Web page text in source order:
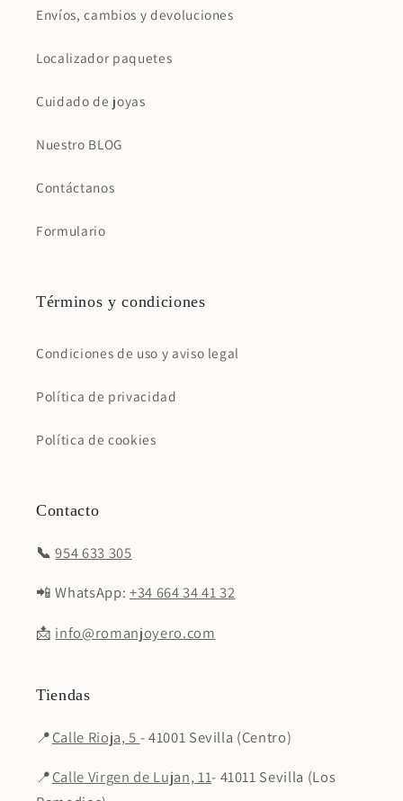
Envíos, cambios y devoluciones
Localizador paquetes
Cuidado de joyas
Nuestro BLOG
Contáctanos
Formulario
Términos y condiciones
Condiciones de uso y aviso legal
Política de privacidad
Política de cookies
Contacto
📞954 633 305
📲 WhatsApp: +34 664 34 41 32
📩 info@romanjoyero.com
Tiendas
📍Calle Rioja, 5 - 41001 Sevilla (Centro)
📍Calle Virgen de Lujan, 11- 41011 Sevilla (Los